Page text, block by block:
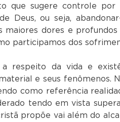
que sugere controle
Deus, ou seja,
maiores dores e
participamos dos
respeito da vida e
e seus fenômenos.
como referência
tendo em vista
propõe vai além do